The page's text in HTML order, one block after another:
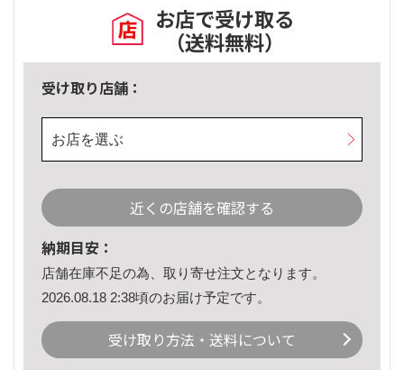
お店で受け取る
（送料無料）
受け取り店舗：
お店を選ぶ
近くの店舗を確認する
納期目安：
店舗在庫不足の為、取り寄せ注文となります。
2026.08.18 2:38頃のお届け予定です。
受け取り方法・送料について